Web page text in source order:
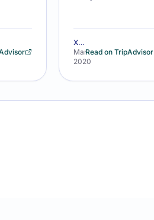
X9963RSoliverm
Mar
2020
Read on TripAdvisor